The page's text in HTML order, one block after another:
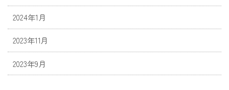
2024年1月
2023年11月
2023年9月